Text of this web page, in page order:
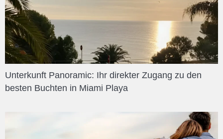
Unterkunft Panoramic: Ihr direkter Zugang zu den
besten Buchten in Miami Playa